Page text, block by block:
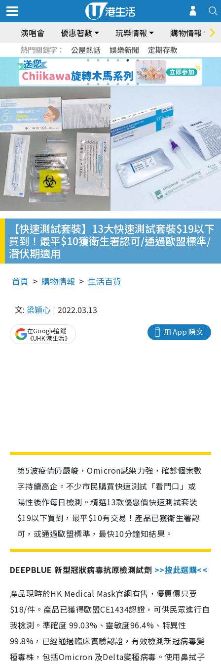
演唱會 優惠著數 玩樂情報 購物情報
熱門關鍵字： 公屋熱話 娛樂新聞 定期存款
【快速測試套裝】13大快速測試套裝$19以下
買到！最平$10獲衛生署認可/通過歐盟標準/
潛伏期適用
首頁 購物情報 生活百貨
文: 梁穎心 2022.03.13
用 App 睇文
在Google追蹤
《UHK 港生活》
第5波疫情仍嚴峻，Omicron感染力強，確診個案數
字持續高企。不少市民購買快速測試「看門口」或
陽性後作每日檢測。精選13款優惠價快速測試套裝
$19以下買到，最平$10有交易！產品已獲衛生署認
可，或通過歐盟標準，最快10分鐘知結果。
DEEPBLUE 新型冠狀病毒抗原檢測試劑 >>按此選購<<
產品現時於HK Medical Mask官網有售，優惠價只要
$18/件。產品已獲得歐盟CE1434認證，可供民眾進行自
我檢測。準確度 99.03%、靈敏度96.4%、特異性
99.8%，已經通過臨床實驗認證，有效檢測新冠病毒變
種毒株，包括Omicron 及Delta變種病毒。使用鼻拭子